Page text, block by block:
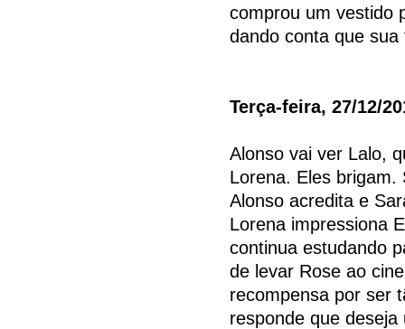
comprou um vestido
dando conta que
Terça-feira, 27/12/
Alonso vai ver Lalo,
Lorena. Eles brigam.
Alonso acredita e
Lorena impressiona
continua estudando
de levar Rose ao
recompensa por ser
responde que